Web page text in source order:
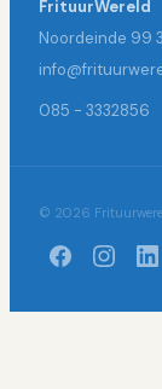
FrituurWereld
Noordeinde 99
085 - 3332856
© 2026